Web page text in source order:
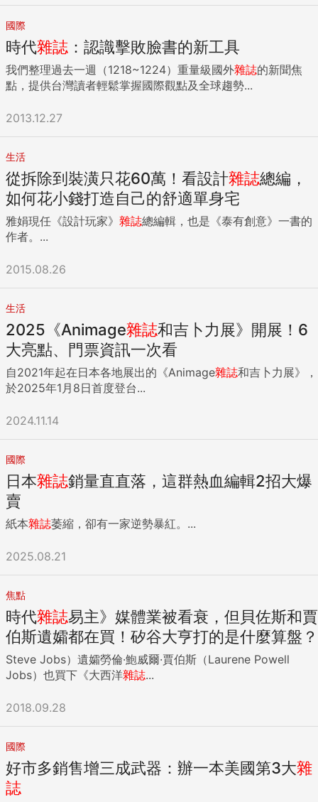
國際
時代雜誌 ：認識擊敗臉書的新工具
我們整理過去一週（1218~1224）重量級國外雜誌的新聞焦
點，提供台灣讀者輕鬆掌握國際觀點及全球趨勢...
2013.12.27
生活
從拆除到裝潢只花60萬！看設計雜誌總編，
如何花小錢打造自己的舒適單身宅
雅娟現任《設計玩家》 雜誌總編輯，也是《泰有創意》一書的
作者。...
2015.08.26
生活
2025《Animage雜誌和吉卜力展》開展！6
大亮點、門票資訊一次看
自2021年起在日本各地展出的《Animage雜誌和吉卜力展》，
於2025年1月8日首度登台...
2024.11.14
國際
日本雜誌銷量直直落，這群熱血編輯2招大爆
賣
紙本雜誌萎縮，卻有一家逆勢暴紅。...
2025.08.21
焦點
時代雜誌易主》媒體業被看衰，但貝佐斯和賈
伯斯遺孀都在買！矽谷大亨打的是什麼算盤？
Steve Jobs）遺孀勞倫·鮑威爾·賈伯斯（Laurene Powell
Jobs）也買下《大西洋雜誌...
2018.09.28
國際
好市多銷售增三成武器：辦一本美國第3大雜
誌